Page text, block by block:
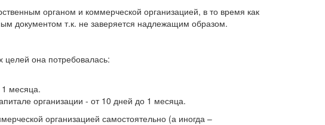
органом и коммерческой организацией, в то время как
документом т.к. не заверяется надлежащим образом.
целей она потребовалась:
месяца.
организации - от 10 дней до 1 месяца.
организацией самостоятельно (а иногда –